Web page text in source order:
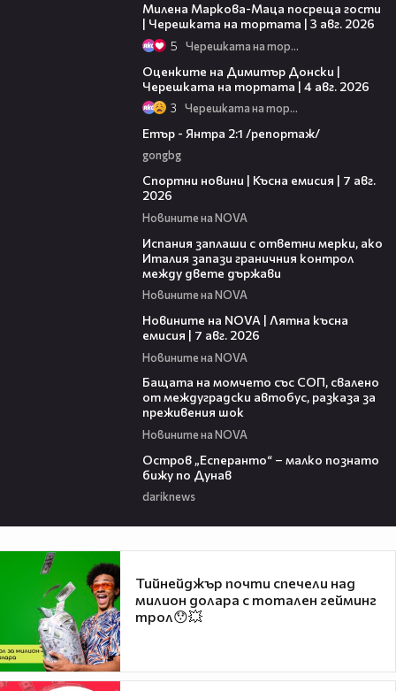
Милена Маркова-Маца посреща гости
| Черешката на тортата | 3 авг. 2026
5 Черешката на тортата
Оценките на Димитър Донски |
Черешката на тортата | 4 авг. 2026
3 Черешката на тортата
Етър - Янтра 2:1 /репортаж/
gongbg
Спортни новини | Късна емисия | 7 авг.
2026
Новините на NOVA
Испания заплаши с ответни мерки, ако
Италия запази граничния контрол
между двете държави
Новините на NOVA
Новините на NOVA | Лятна късна
емисия | 7 авг. 2026
Новините на NOVA
Бащата на момчето със СОП, свалено
от междуградски автобус, разказа за
преживения шок
Новините на NOVA
Остров „Есперанто“ – малко познато
бижу по Дунав
dariknews
Тийнейджър почти спечели над
милион долара с тотален гейминг
трол😯💥